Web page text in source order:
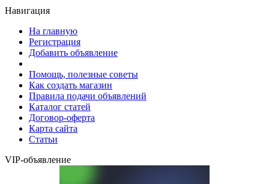
Навигация
На главную
Регистрация
Добавить объявление
Помощь, полезные советы
Как создать магазин
Правила подачи объявлений
Каталог статей
Договор-оферта
Карта сайта
Статьи
VIP-объявление